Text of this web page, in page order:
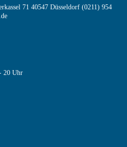
71 40547 Düsseldorf (0211) 954
20 Uhr